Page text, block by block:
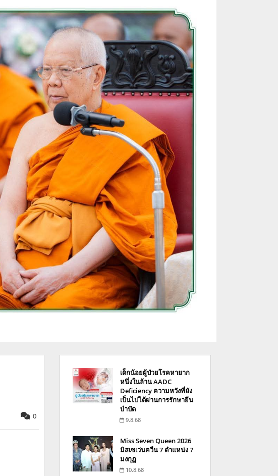
0
เด็กน้อยผู้ป่วยโรคหายาก
หนึ่งในล้าน AADC
Deficiency ความหวังที่ยัง
เป็นไปได้ผ่านการรักษายีน
บำบัด
9.8.68
Miss Seven Queen 2026
มิสเซเว่นควีน 7 ตำแหน่ง 7
มงกุฏ
10.8.68